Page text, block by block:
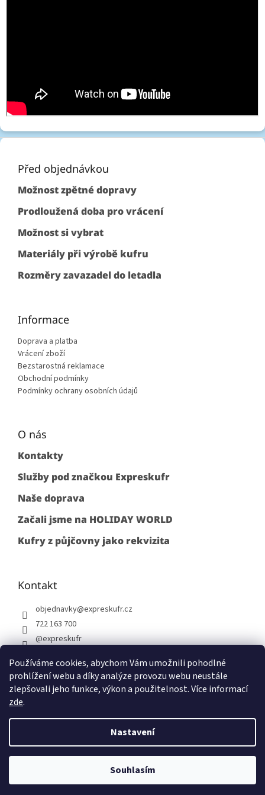
Používáme cookies, abychom Vám umožnili pohodlné
prohlížení webu a díky analýze provozu webu neustále
zlepšovali jeho funkce, výkon a použitelnost. Více informací
zde.
Nastavení
Souhlasím
Z
Před objednávkou
Možnost zpětné dopravy
Prodloužená doba pro vrácení
Možnost si vybrat
Materiály při výrobě kufru
Rozměry zavazadel do letadla
Informace
Doprava a platba
Vrácení zboží
Bezstarostná reklamace
Obchodní podmínky
Podmínky ochrany osobních údajů
O nás
Kontakty
Služby pod značkou Expreskufr
Naše doprava
Začali jsme na HOLIDAY WORLD
Kufry z půjčovny jako rekvizita
Kontakt
objednavky@expreskufr.cz
722 163 700
@expreskufr
Vytvořil Shoptet
. Všechna práva vyhrazena.
nastavení cookies